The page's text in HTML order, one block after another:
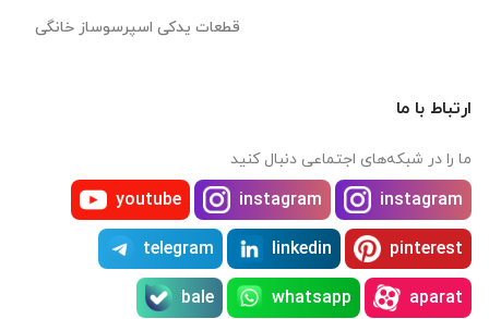
قطعات یدکی اسپرسوساز خانگی
ارتباط با ما
ما را در شبکه‌های اجتماعی دنبال کنید
instagram
instagram
youtube
pinterest
linkedin
telegram
aparat
whatsapp
bale